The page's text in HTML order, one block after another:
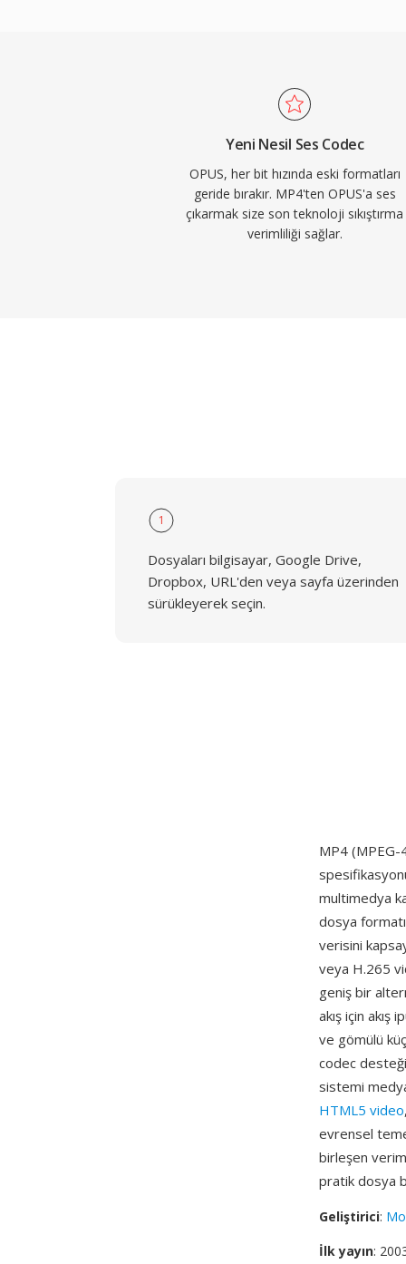
AAC&#039;yı geçer. Düşük gecikmesi,
olmasını sağlar ve bu sayede her modern
çözücüyle birlikte gelir. WhatsApp,
gerçek zamanlı ses için Opus&#039;a
Yeni Nesil Ses Codec
OPUS, her bit hızında eski formatları
geride bırakır. MP4'ten OPUS'a ses
çıkarmak size son teknoloji sıkıştırma
verimliliği sağlar.
1
Dosyaları bilgisayar, Google Drive,
Dropbox, URL'den veya sayfa üzerinden
sürükleyerek seçin.
MP4
multimedya
dosya
verisini
veya H.265
geniş bir
akış için
ve gömülü
codec
sistemi
HTML5 video
evrensel
birleşen
pratik dosya
Geliştirici:
İlk yayın: